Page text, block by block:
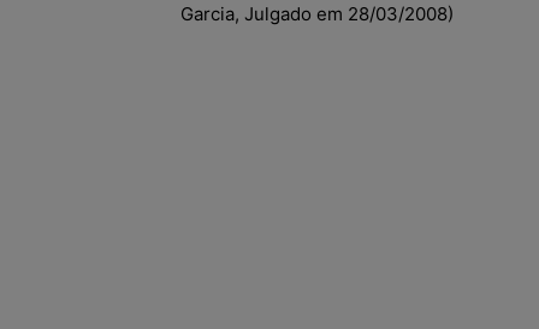
Garcia, Julgado em 28/03/2008)